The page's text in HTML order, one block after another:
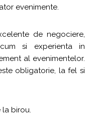
evenimente.
de negociere,
si experienta in
al evenimentelor.
obligatorie, la fel si
birou.